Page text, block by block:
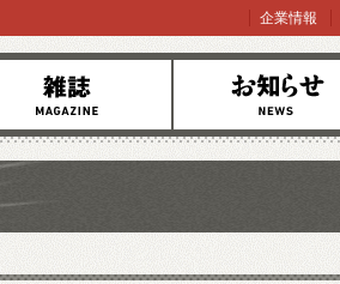
お知らせ
企業情報